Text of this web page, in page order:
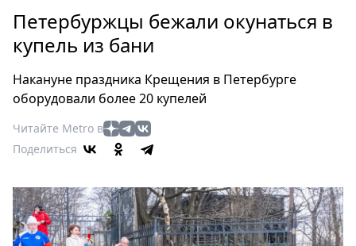
Россия
Мир
Еда
Мода
Театр
Афиша
Книги
Петербуржцы бежали окунаться в
купель из бани
Накануне праздника Крещения в Петербурге
оборудовали более 20 купелей
Читайте Metro в
Поделиться